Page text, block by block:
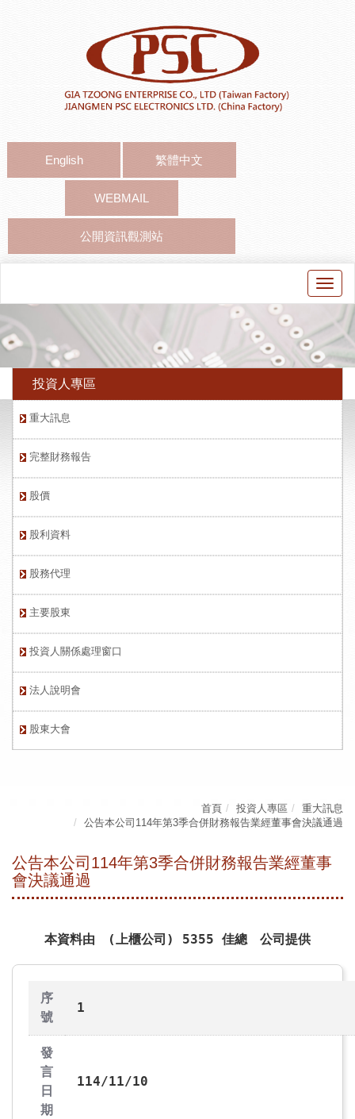
English 繁體中文
WEBMAIL
公開資訊觀測站
投資人專區
重大訊息
完整財務報告
股價
股利資料
股務代理
主要股東
投資人關係處理窗口
法人說明會
股東大會
首頁 投資人專區
重大訊息
公告本公司114年第3季合併財務報告業經董事會決議通過
公告本公司114年第3季合併財務報告業經董事
會決議通過
本資料由 (上櫃公司) 5355 佳總 公司提供
序
號
1
發
言
日
期
114/11/10